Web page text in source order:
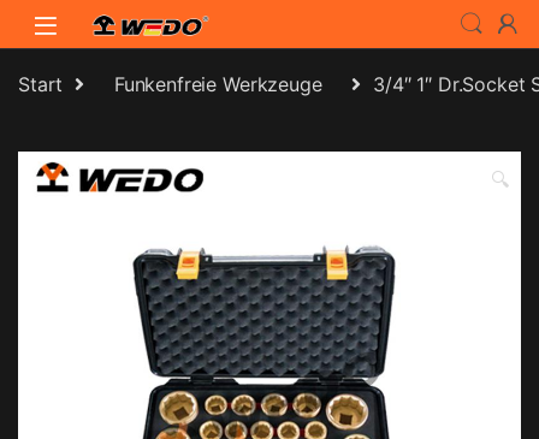
Skip to navigation
Skip to content
Start Funkenfreie Werkzeuge 3/4″ 1″ Dr.Socket
🔍